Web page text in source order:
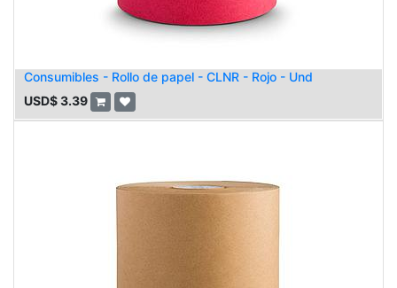
Consumibles - Rollo de papel - CLNR - Rojo - Und
USD$3.39